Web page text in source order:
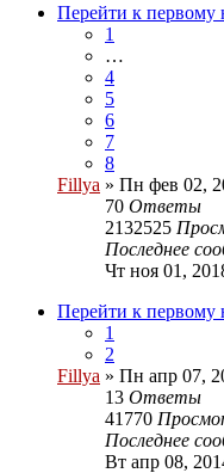
Перейти к
1
…
4
5
6
7
8
Fillya » Пн фев 02,
70 Ответы
2132525
Последнее
Чт ноя 01,
Перейти к
1
2
Fillya » Пн апр 07,
13 Ответы
41770
Последнее
Вт апр 08,